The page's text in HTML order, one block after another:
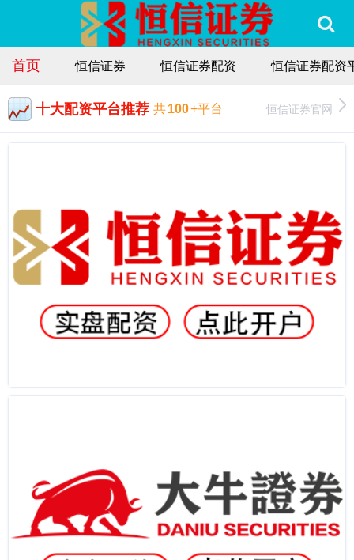
首页 恒信证券 恒信证券配资 恒信证券配资
十大配资平台推荐 共100+平台 恒信证券官网